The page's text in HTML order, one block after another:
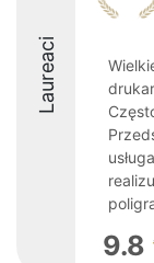
Laureaci
9.8